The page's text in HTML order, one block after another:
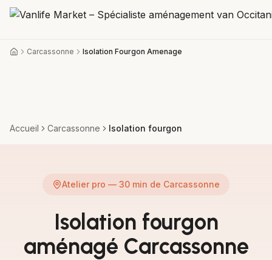
Carcassonne Isolation Fourgon Amenage
Accueil Carcassonne Isolation fourgon
Atelier pro — 30 min de Carcassonne
Isolation fourgon
aménagé Carcassonne